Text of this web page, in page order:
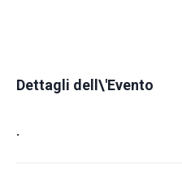
Dettagli dell\'Evento
.